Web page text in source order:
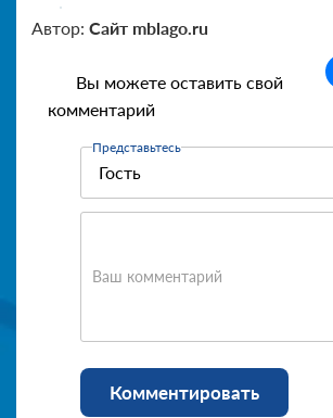
Автор: Сайт mblago.ru
Вы можете оставить свой
комментарий
Представьтесь
Ваш комментарий
Комментировать